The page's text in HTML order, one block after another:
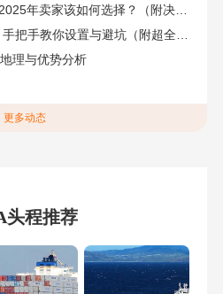
卖家该如何选择？（附决策流程图）
手教你设置与避坑（附超全指南）
理与优势分析
更多动态
头程推荐